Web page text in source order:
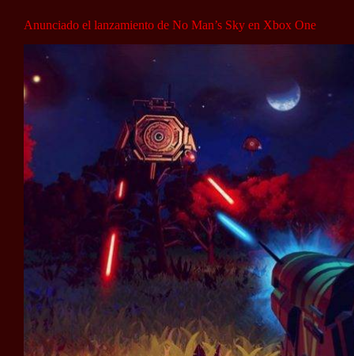
Anunciado el lanzamiento de No Man’s Sky en Xbox One